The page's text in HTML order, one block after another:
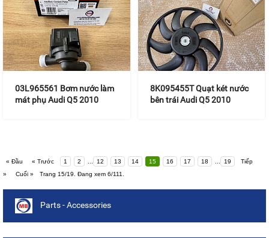
03L965561 Bơm nước làm
mát phụ Audi Q5 2010
8K095455T Quạt két nước
bên trái Audi Q5 2010
« Đầu « Trước 1 2 ... 12 13 14 15 16 17 18 ... 19
Tiếp
»
Cuối » Trang 15/19. Đang xem 6/111.
Parts - Accessories